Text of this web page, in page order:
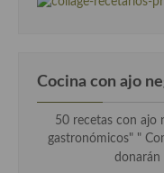
Cocina con ajo
50 recetas con ajo
gastronómicos" "
donarán